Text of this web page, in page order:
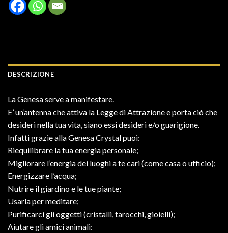
DESCRIZIONE
La Genesa serve a manifestare.
E’ un’antenna che attiva la Legge di Attrazione e porta ciò che
desideri nella tua vita, siano essi desideri e/o guarigione.
Infatti grazie alla Genesa Crystal puoi:
Riequilibrare la tua energia personale;
Migliorare l’energia dei luoghi a te cari (come casa o ufficio);
Energizzare l’acqua;
Nutrire il giardino e le tue piante;
Usarla per meditare;
Purificarci gli oggetti (cristalli, tarocchi, gioielli);
Aiutare gli amici animali: